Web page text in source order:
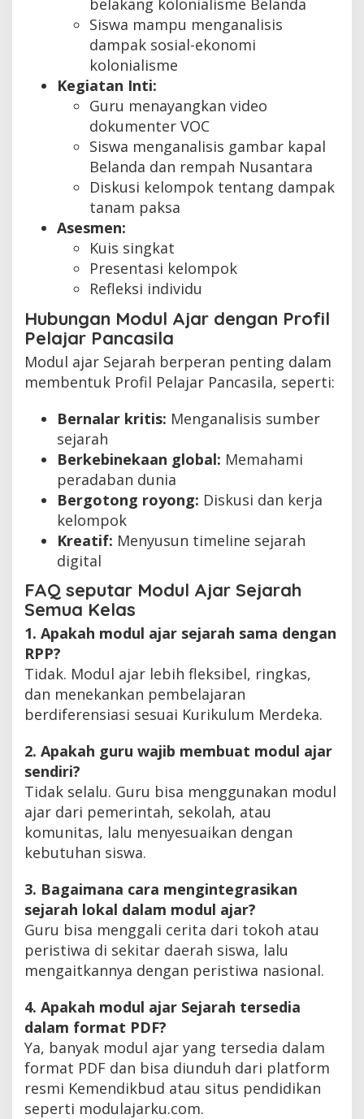
belakang kolonialisme Belanda
Siswa mampu menganalisis
dampak sosial-ekonomi
kolonialisme
Kegiatan Inti:
Guru menayangkan video
dokumenter VOC
Siswa menganalisis gambar kapal
Belanda dan rempah Nusantara
Diskusi kelompok tentang dampak
tanam paksa
Asesmen:
Kuis singkat
Presentasi kelompok
Refleksi individu
Hubungan Modul Ajar dengan Profil
Pelajar Pancasila
Modul ajar Sejarah berperan penting dalam
membentuk Profil Pelajar Pancasila, seperti:
Bernalar kritis: Menganalisis sumber
sejarah
Berkebinekaan global: Memahami
peradaban dunia
Bergotong royong: Diskusi dan kerja
kelompok
Kreatif: Menyusun timeline sejarah
digital
FAQ seputar Modul Ajar Sejarah
Semua Kelas
1. Apakah modul ajar sejarah sama dengan
RPP?
Tidak. Modul ajar lebih fleksibel, ringkas,
dan menekankan pembelajaran
berdiferensiasi sesuai Kurikulum Merdeka.
2. Apakah guru wajib membuat modul ajar
sendiri?
Tidak selalu. Guru bisa menggunakan modul
ajar dari pemerintah, sekolah, atau
komunitas, lalu menyesuaikan dengan
kebutuhan siswa.
3. Bagaimana cara mengintegrasikan
sejarah lokal dalam modul ajar?
Guru bisa menggali cerita dari tokoh atau
peristiwa di sekitar daerah siswa, lalu
mengaitkannya dengan peristiwa nasional.
4. Apakah modul ajar Sejarah tersedia
dalam format PDF?
Ya, banyak modul ajar yang tersedia dalam
format PDF dan bisa diunduh dari platform
resmi Kemendikbud atau situs pendidikan
seperti modulajarku.com.